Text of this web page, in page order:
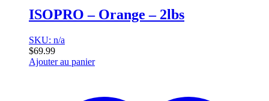
ISOPRO – Orange – 2lbs
SKU: n/a
$69.99
Ajouter au panier